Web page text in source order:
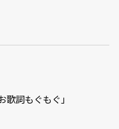
歌詞もぐもぐ」